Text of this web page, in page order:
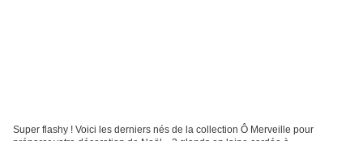
Super flashy ! Voici les derniers nés de la collection Ô Merveille pour